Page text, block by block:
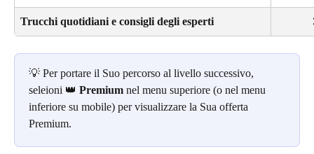
Trucchi quotidiani e consigli degli esperti
💡 Per portare il Suo percorso al livello successivo,
seleioni 👑 Premium nel menu superiore (o nel menu
inferiore su mobile) per visualizzare la Sua offerta
Premium.